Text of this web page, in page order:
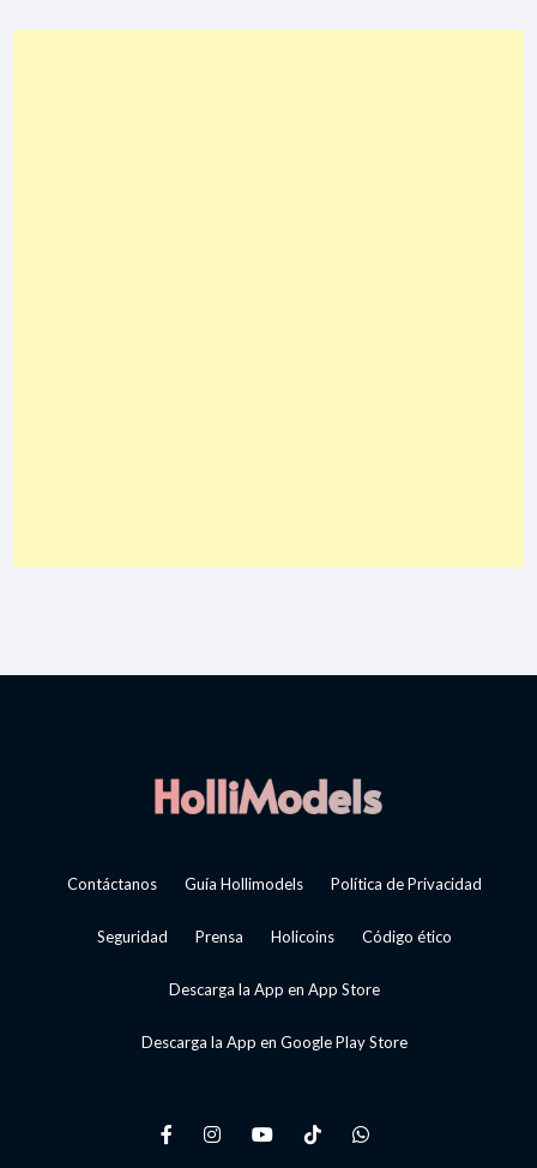
Contáctanos Guía Hollimodels Política de Privacidad
Seguridad Prensa Holicoins Código ético
Descarga la App en App Store
Descarga la App en Google Play Store